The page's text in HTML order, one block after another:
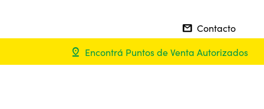
mail Contacto
pin_drop Encontrá Puntos de Venta Autorizados